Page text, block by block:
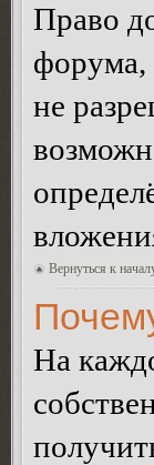
Право
форума,
не
Вернуться к
На